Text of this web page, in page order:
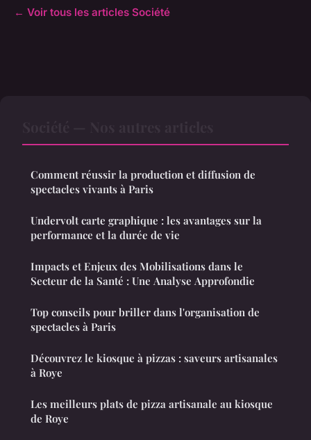
← Voir tous les articles Société
Comment réussir la production et diffusion de
spectacles vivants à Paris
Undervolt carte graphique : les avantages sur la
performance et la durée de vie
Impacts et Enjeux des Mobilisations dans le
Secteur de la Santé : Une Analyse Approfondie
Top conseils pour briller dans l'organisation de
spectacles à Paris
Découvrez le kiosque à pizzas : saveurs artisanales
à Roye
Les meilleurs plats de pizza artisanale au kiosque
de Roye